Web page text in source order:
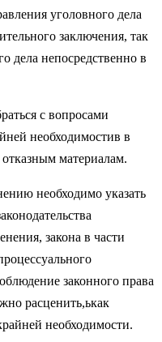
уголовного дела
заключения, так
дела непосредственно в
с вопросами
необходимостив в
материалам.
необходимо указать
закона в части
законного права
расценить,ькак
необходимости.